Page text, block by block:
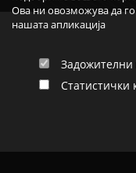
Ова ни овозможува да
нашата апликација
Статистички